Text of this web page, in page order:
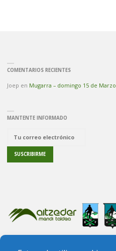
COMENTARIOS RECIENTES
Joep en Mugarra – domingo 15 de Marzo
MANTENTE INFORMADO